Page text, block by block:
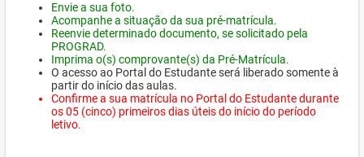
Envie a sua foto.
Acompanhe a situação da sua pré-matrícula.
Reenvie determinado documento, se solicitado pela
PROGRAD.
Imprima o(s) comprovante(s) da Pré-Matrícula.
O acesso ao Portal do Estudante será liberado somente à
partir do início das aulas.
Confirme a sua matrícula no Portal do Estudante durante
os 05 (cinco) primeiros dias úteis do início do período
letivo.